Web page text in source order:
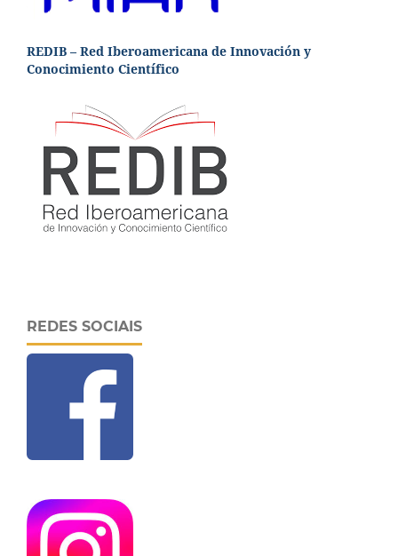
REDIB – Red Iberoamericana de Innovación y
Conocimiento Científico
REDES SOCIAIS